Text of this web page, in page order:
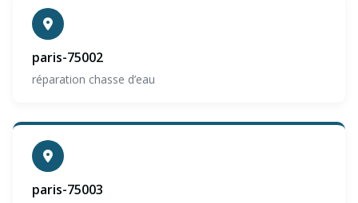
paris-75002
réparation chasse d’eau
paris-75003